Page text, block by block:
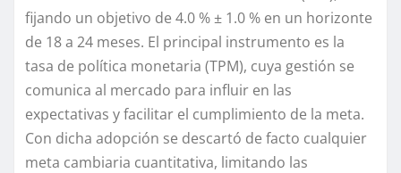
fijando un objetivo de 4.0 % ± 1.0 % en un horizonte
de 18 a 24 meses. El principal instrumento es la
tasa de política monetaria (TPM), cuya gestión se
comunica al mercado para influir en las
expectativas yfacilitar el cumplimiento de la meta.
Con dicha adopción se descartó de facto cualquier
meta cambiaria cuantitativa, limitando las